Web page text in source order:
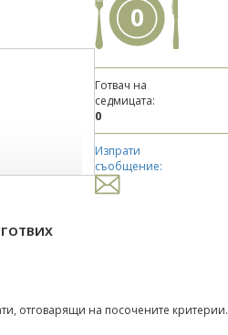
0
Готвач на
седмицата:
0
Изпрати
съобщение:
отговарящи на посочените критерии.